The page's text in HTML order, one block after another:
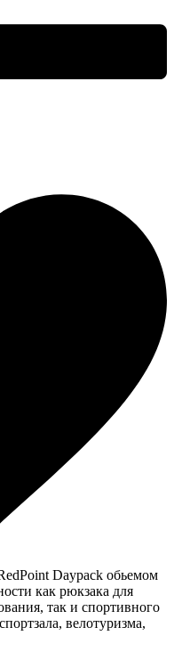
Daypack обьемом
как рюкзака для
так и спортивного
велотуризма,